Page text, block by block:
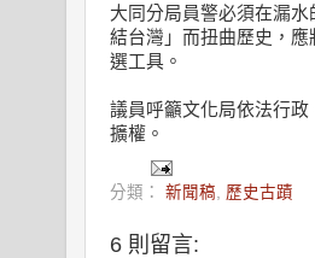
大同分局員警必須在漏
結台灣」而扭曲歷史，
選工具。
議員呼籲文化局依法行
擴權。
分類： 新聞稿 歷史古蹟
6 則留言: